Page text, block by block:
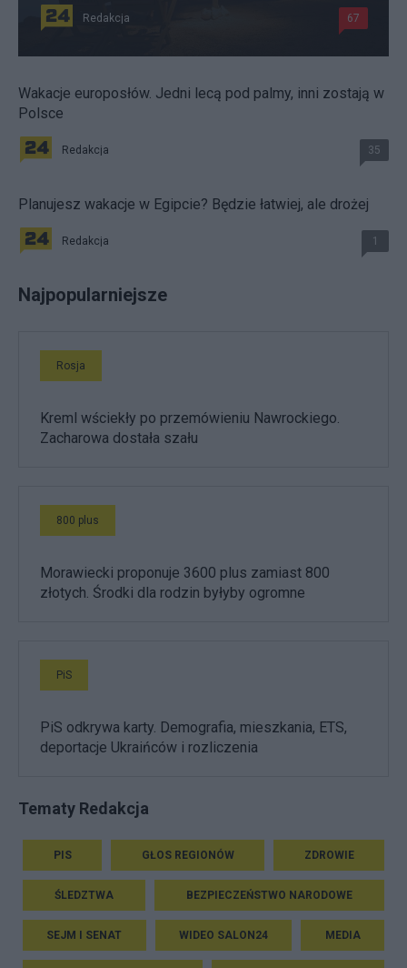
Redakcja 67
Wakacje europosłów. Jedni lecą pod palmy, inni zostają w
Polsce
Redakcja 35
Planujesz wakacje w Egipcie? Będzie łatwiej, ale drożej
Redakcja 1
Najpopularniejsze
Rosja
Kreml wściekły po przemówieniu Nawrockiego.
Zacharowa dostała szału
800 plus
Morawiecki proponuje 3600 plus zamiast 800
złotych. Środki dla rodzin byłyby ogromne
PiS
PiS odkrywa karty. Demografia, mieszkania, ETS,
deportacje Ukraińców i rozliczenia
Tematy Redakcja
PIS GŁOS REGIONÓW ZDROWIE
ŚLEDZTWA BEZPIECZEŃSTWO NARODOWE
SEJM I SENAT WIDEO SALON24 MEDIA